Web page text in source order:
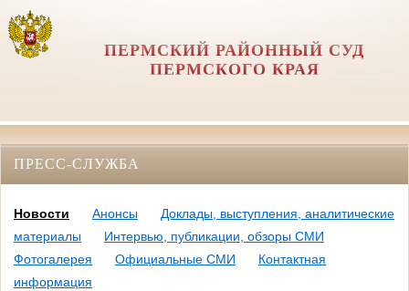
ПЕРМСКИЙ РАЙОННЫЙ СУД
ПЕРМСКОГО КРАЯ
ПРЕСС-СЛУЖБА
Новости Анонсы
Доклады, выступления, аналитические
материалы
Интервью, публикации, обзоры СМИ
Фотогалерея
Официальные СМИ
Контактная
информация